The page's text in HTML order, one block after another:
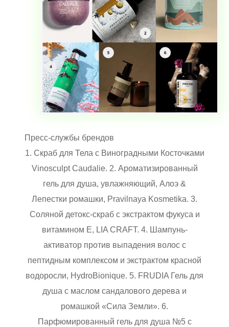
Пресс-службы брендов
1. Скраб для Тела c Виноградными Косточками
Vinosculpt Caudalie. 2. Ароматизированный
гель для душа, увлажняющий, Алоэ &
Лепестки ромашки, Pravilnaya Kosmetika. 3.
Соляной детокс-скраб с экстрактом фукуса и
витамином Е, LIA CRAFT. 4. Шампунь-
активатор против выпадения волос с
пептидным комплексом и экстрактом красной
водоросли, HydroBionique. 5. FRUDIA Гель для
душа с маслом сандалового дерева и
ромашкой «Сила Земли». 6.
Парфюмированный гель для душа №5 с